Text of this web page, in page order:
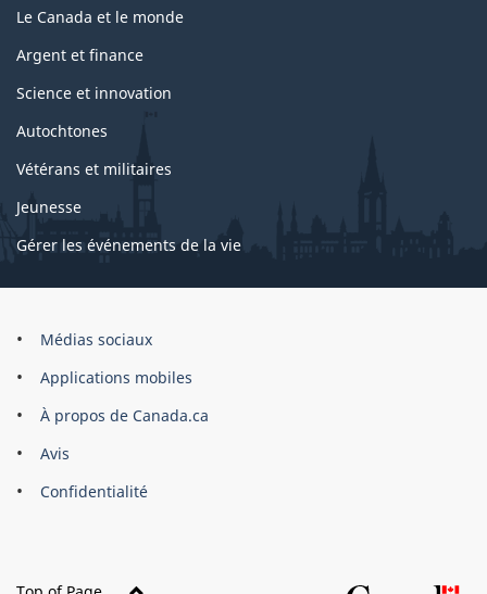
Le Canada et le monde
Argent et finance
Science et innovation
Autochtones
Vétérans et militaires
Jeunesse
Gérer les événements de la vie
Organisation
gouvernement
du
Canada
Médias sociaux
Applications mobiles
À propos de Canada.ca
Avis
Confidentialité